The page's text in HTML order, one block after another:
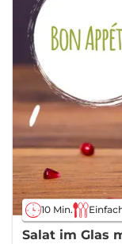
10 Min.
Salat im Glas